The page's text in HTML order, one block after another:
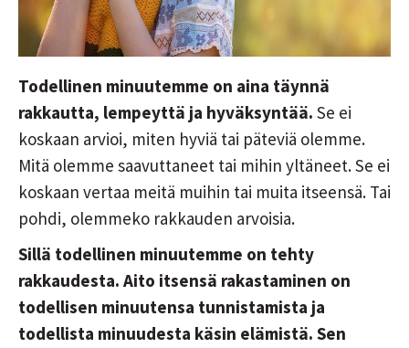
Todellinen minuutemme on aina täynnä
rakkautta, lempeyttä ja hyväksyntää. Se ei
koskaan arvioi, miten hyviä tai päteviä olemme.
Mitä olemme saavuttaneet tai mihin yltäneet. Se ei
koskaan vertaa meitä muihin tai muita itseensä. Tai
pohdi, olemmeko rakkauden arvoisia.
Sillä todellinen minuutemme on tehty
rakkaudesta. Aito itsensä rakastaminen on
todellisen minuutensa tunnistamista ja
todellista minuudesta käsin elämistä. Sen